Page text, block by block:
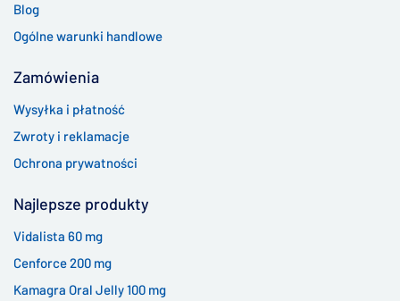
Blog
Ogólne warunki handlowe
Zamówienia
Wysyłka i płatność
Zwroty i reklamacje
Ochrona prywatności
Najlepsze produkty
Vidalista 60 mg
Cenforce 200 mg
Kamagra Oral Jelly 100 mg